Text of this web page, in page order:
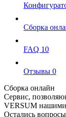
Сборка
FAQ 10
Отзывы 0
Сборка онлайн
Сервис,
VERSUM нашими
Остались